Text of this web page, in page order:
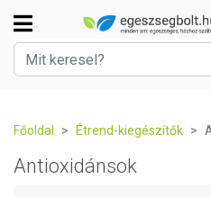
Főoldal Étrend-kiegészítők
Antioxidánsok